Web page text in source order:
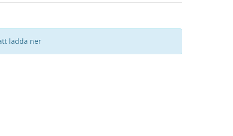
ladda ner